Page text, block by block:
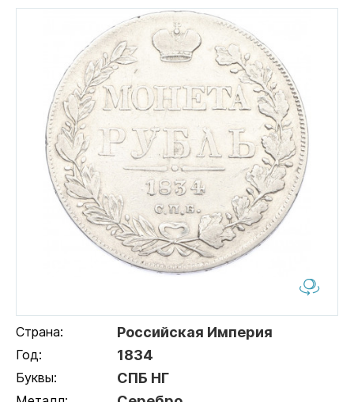
Страна: Российская Империя
Год: 1834
Буквы: СПБ НГ